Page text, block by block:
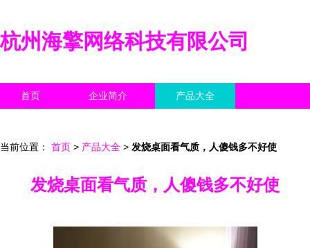
杭州海擎网络科技有限公司
首页 企业简介 产品大全
当前位置： 首页 > 产品大全 > 发烧桌面看气质，人傻钱多不好使
发烧桌面看气质，人傻钱多不好使